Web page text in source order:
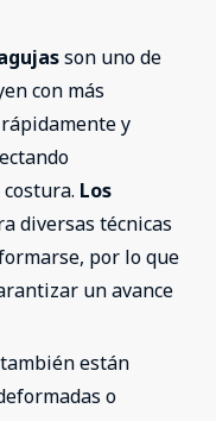
son uno de
con más
y
Los
diversas técnicas
por lo que
un avance
están
o